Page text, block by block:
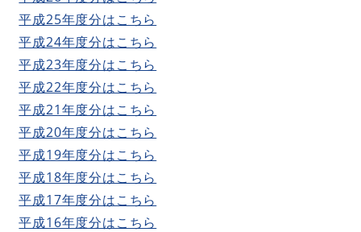
平成25年度分はこちら
平成24年度分はこちら
平成23年度分はこちら
平成22年度分はこちら
平成21年度分はこちら
平成20年度分はこちら
平成19年度分はこちら
平成18年度分はこちら
平成17年度分はこちら
平成16年度分はこちら